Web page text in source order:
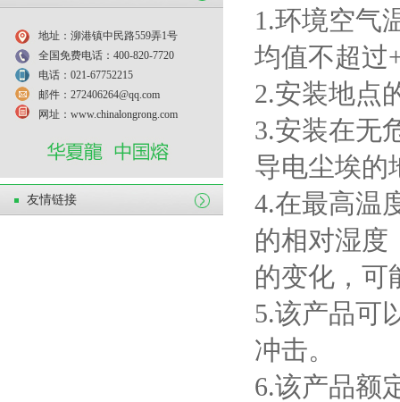
地址：泖港镇中民路559弄1号
全国免费电话：400-820-7720
电话：021-67752215
邮件：272406264@qq.com
网址：www.chinalongrong.com
友情链接
1.环境空气
均值不超过
2.安装地点
3.安装在无
导电尘埃的
4.在最高温
的相对湿度
的变化，可
5.该产品可
冲击。
6.该产品额